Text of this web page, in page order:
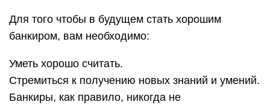
Для того чтобы в будущем стать хорошим
банкиром, вам необходимо:
Уметь хорошо считать.
Стремиться к получению новых знаний и умений.
Банкиры, как правило, никогда не